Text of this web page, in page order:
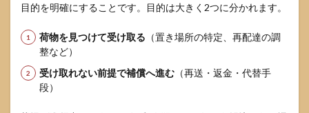
ムで
る？
6.2
置き
配写
目的を明確にすることです。目的は大きく2つに分かれます。
荷物を見つけて受け取る （置き場所の特定、再配達の調
整など）
受け取れない前提で補償へ進む （再送・返金・代替手
段）